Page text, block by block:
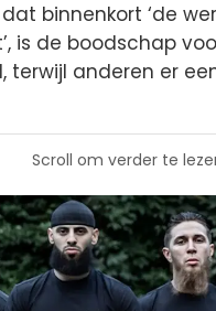
dat binnenkort ‘de
is de boodschap
terwijl anderen er
Scroll om verder te